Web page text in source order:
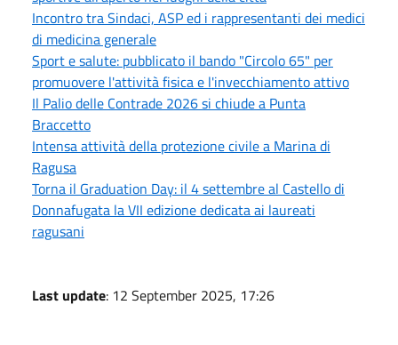
Incontro tra Sindaci, ASP ed i rappresentanti dei medici
di medicina generale
Sport e salute: pubblicato il bando "Circolo 65" per
promuovere l'attività fisica e l'invecchiamento attivo
Il Palio delle Contrade 2026 si chiude a Punta
Braccetto
Intensa attività della protezione civile a Marina di
Ragusa
Torna il Graduation Day: il 4 settembre al Castello di
Donnafugata la VII edizione dedicata ai laureati
ragusani
Last update: 12 September 2025, 17:26